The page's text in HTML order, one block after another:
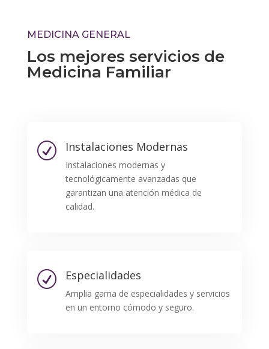
MEDICINA GENERAL
Los mejores servicios de
Medicina Familiar
R Instalaciones Modernas
Instalaciones modernas y
tecnológicamente avanzadas que
garantizan una atención médica de
calidad.
R Especialidades
Amplia gama de especialidades y servicios
en un entorno cómodo y seguro.